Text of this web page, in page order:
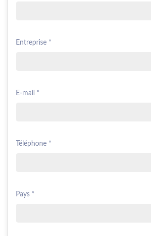
Entreprise *
E-mail *
Téléphone *
Pays *